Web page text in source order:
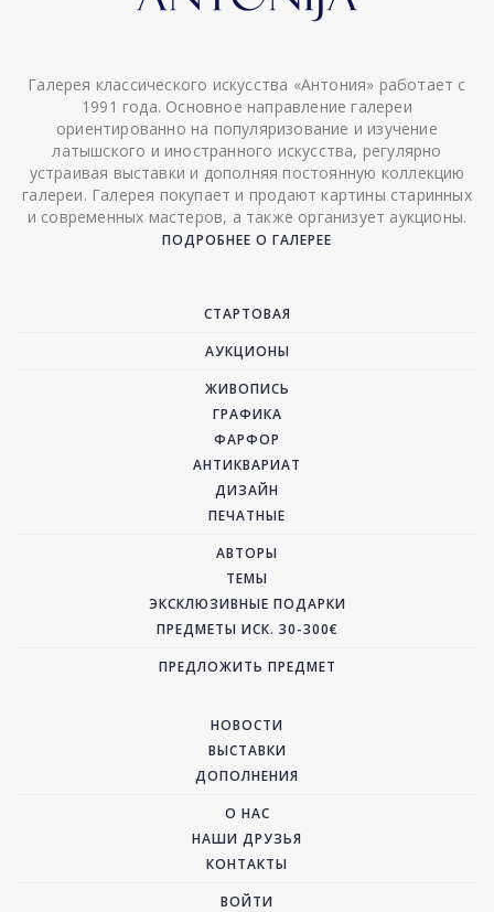
Галерея классического искусства «Антония» работает с
1991 года. Основное направление галереи
ориентированно на популяризование и изучение
латышского и иностранного искусства, регулярно
устраивая выставки и дополняя постоянную коллекцию
галереи. Галерея покупает и продают картины старинных
и современных мастеров, а также организует аукционы.
ПОДРОБНЕЕ О ГАЛЕРЕЕ
СТАРТОВАЯ
АУКЦИОНЫ
ЖИВОПИСЬ
ГРАФИКА
ФАРФОР
АНТИКВАРИАТ
ДИЗАЙН
ПЕЧАТНЫЕ
АВТОРЫ
ТЕМЫ
ЭКСКЛЮЗИВНЫЕ ПОДАРКИ
ПРЕДМЕТЫ ИСК. 30-300€
ПРЕДЛОЖИТЬ ПРЕДМЕТ
НОВОСТИ
ВЫСТАВКИ
ДОПОЛНЕНИЯ
О НАС
НАШИ ДРУЗЬЯ
КОНТАКТЫ
ВОЙТИ